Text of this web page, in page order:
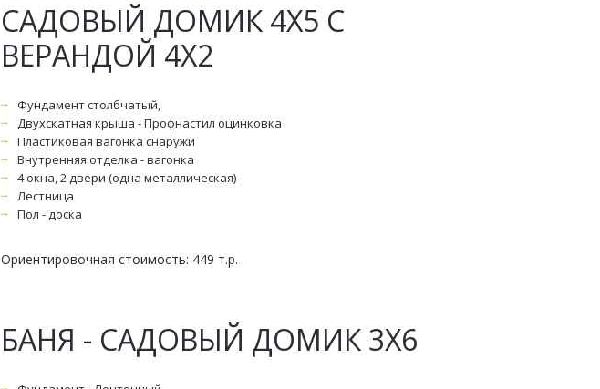
САДОВЫЙ ДОМИК 4Х5 С
ВЕРАНДОЙ 4Х2
Фундамент столбчатый,
Двухскатная крыша - Профнастил оцинковка
Пластиковая вагонка снаружи
Внутренняя отделка - вагонка
4 окна, 2 двери (одна металлическая)
Лестница
Пол - доска
Ориентировочная стоимость: 449 т.р.
БАНЯ - САДОВЫЙ ДОМИК 3Х6